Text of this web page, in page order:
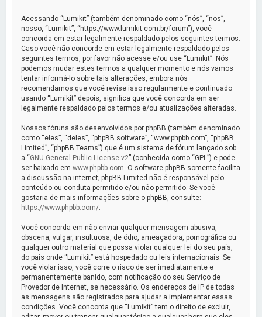
Acessando “Lumikit” (também denominado como “nós”, “nos”,
nosso, “Lumikit”, “https://www.lumikit.com.br/forum”), você
concorda em estar legalmente respaldado pelos seguintes termos.
Caso você não concorde em estar legalmente respaldado pelos
seguintes termos, por favor não acesse e/ou use “Lumikit”. Nós
podemos mudar estes termos a qualquer momento e nós vamos
tentar informá-lo sobre tais alterações, embora nós
recomendamos que você revise isso regularmente e continuado
usando “Lumikit” depois, significa que você concorda em ser
legalmente respaldado pelos termos e/ou atualizações alteradas.
Nossos fóruns são desenvolvidos por phpBB (também denominado
como “eles”, “deles”, “phpBB software”, “www.phpbb.com”, “phpBB
Limited”, “phpBB Teams”) que é um sistema de fórum lançado sob
a “GNU General Public License v2” (conhecida como “GPL”) e pode
ser baixado emwww.phpbb.com . O software phpBB somente facilita
a discussão na internet; phpBB Limited não é responsável pelo
conteúdo ou conduta permitido e/ou não permitido. Se você
gostaria de mais informações sobre o phpBB, consulte:
https://www.phpbb.com/
Você concorda em não enviar qualquer mensagem abusiva,
obscena, vulgar, insultuosa, de ódio, ameaçadora, pornográfica ou
qualquer outro material que possa violar qualquer lei do seu país,
do país onde “Lumikit” está hospedado ou leis internacionais. Se
você violar isso, você corre o risco de ser imediatamente e
permanentemente banido, com notificação do seu Serviço de
Provedor de Internet, se necessário. Os endereços de IP de todas
as mensagens são registrados para ajudar a implementar essas
condições. Você concorda que “Lumikit” tem o direito de excluir,